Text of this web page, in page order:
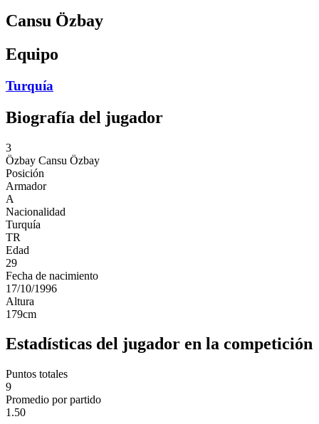
Cansu Özbay
Equipo
Turquía
Biografía del jugador
3
Özbay Cansu Özbay
Posición
Armador
A
Nacionalidad
Turquía
TR
Edad
29
Fecha de nacimiento
17/10/1996
Altura
179cm
Estadísticas del jugador en la competición
Puntos totales
9
Promedio por partido
1.50